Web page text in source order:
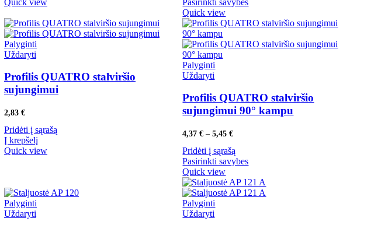
Quick view
Palyginti
Uždaryti
Profilis QUATRO stalviršio
sujungimui
2,83 €
Pridėti į sąrašą
Į krepšelį
Quick view
Palyginti
Uždaryti
Profilis QUATRO stalviršio
sujungimui 90° kampu
4,37€ – 5,45€Price
4,37 €
through
Pridėti į sąrašą
Pasirinkti savybes
Quick view
Palyginti
Uždaryti
Palyginti
Uždaryti